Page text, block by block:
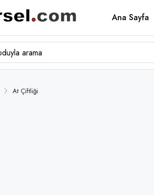
Ana Sayfa
At Çiftliği